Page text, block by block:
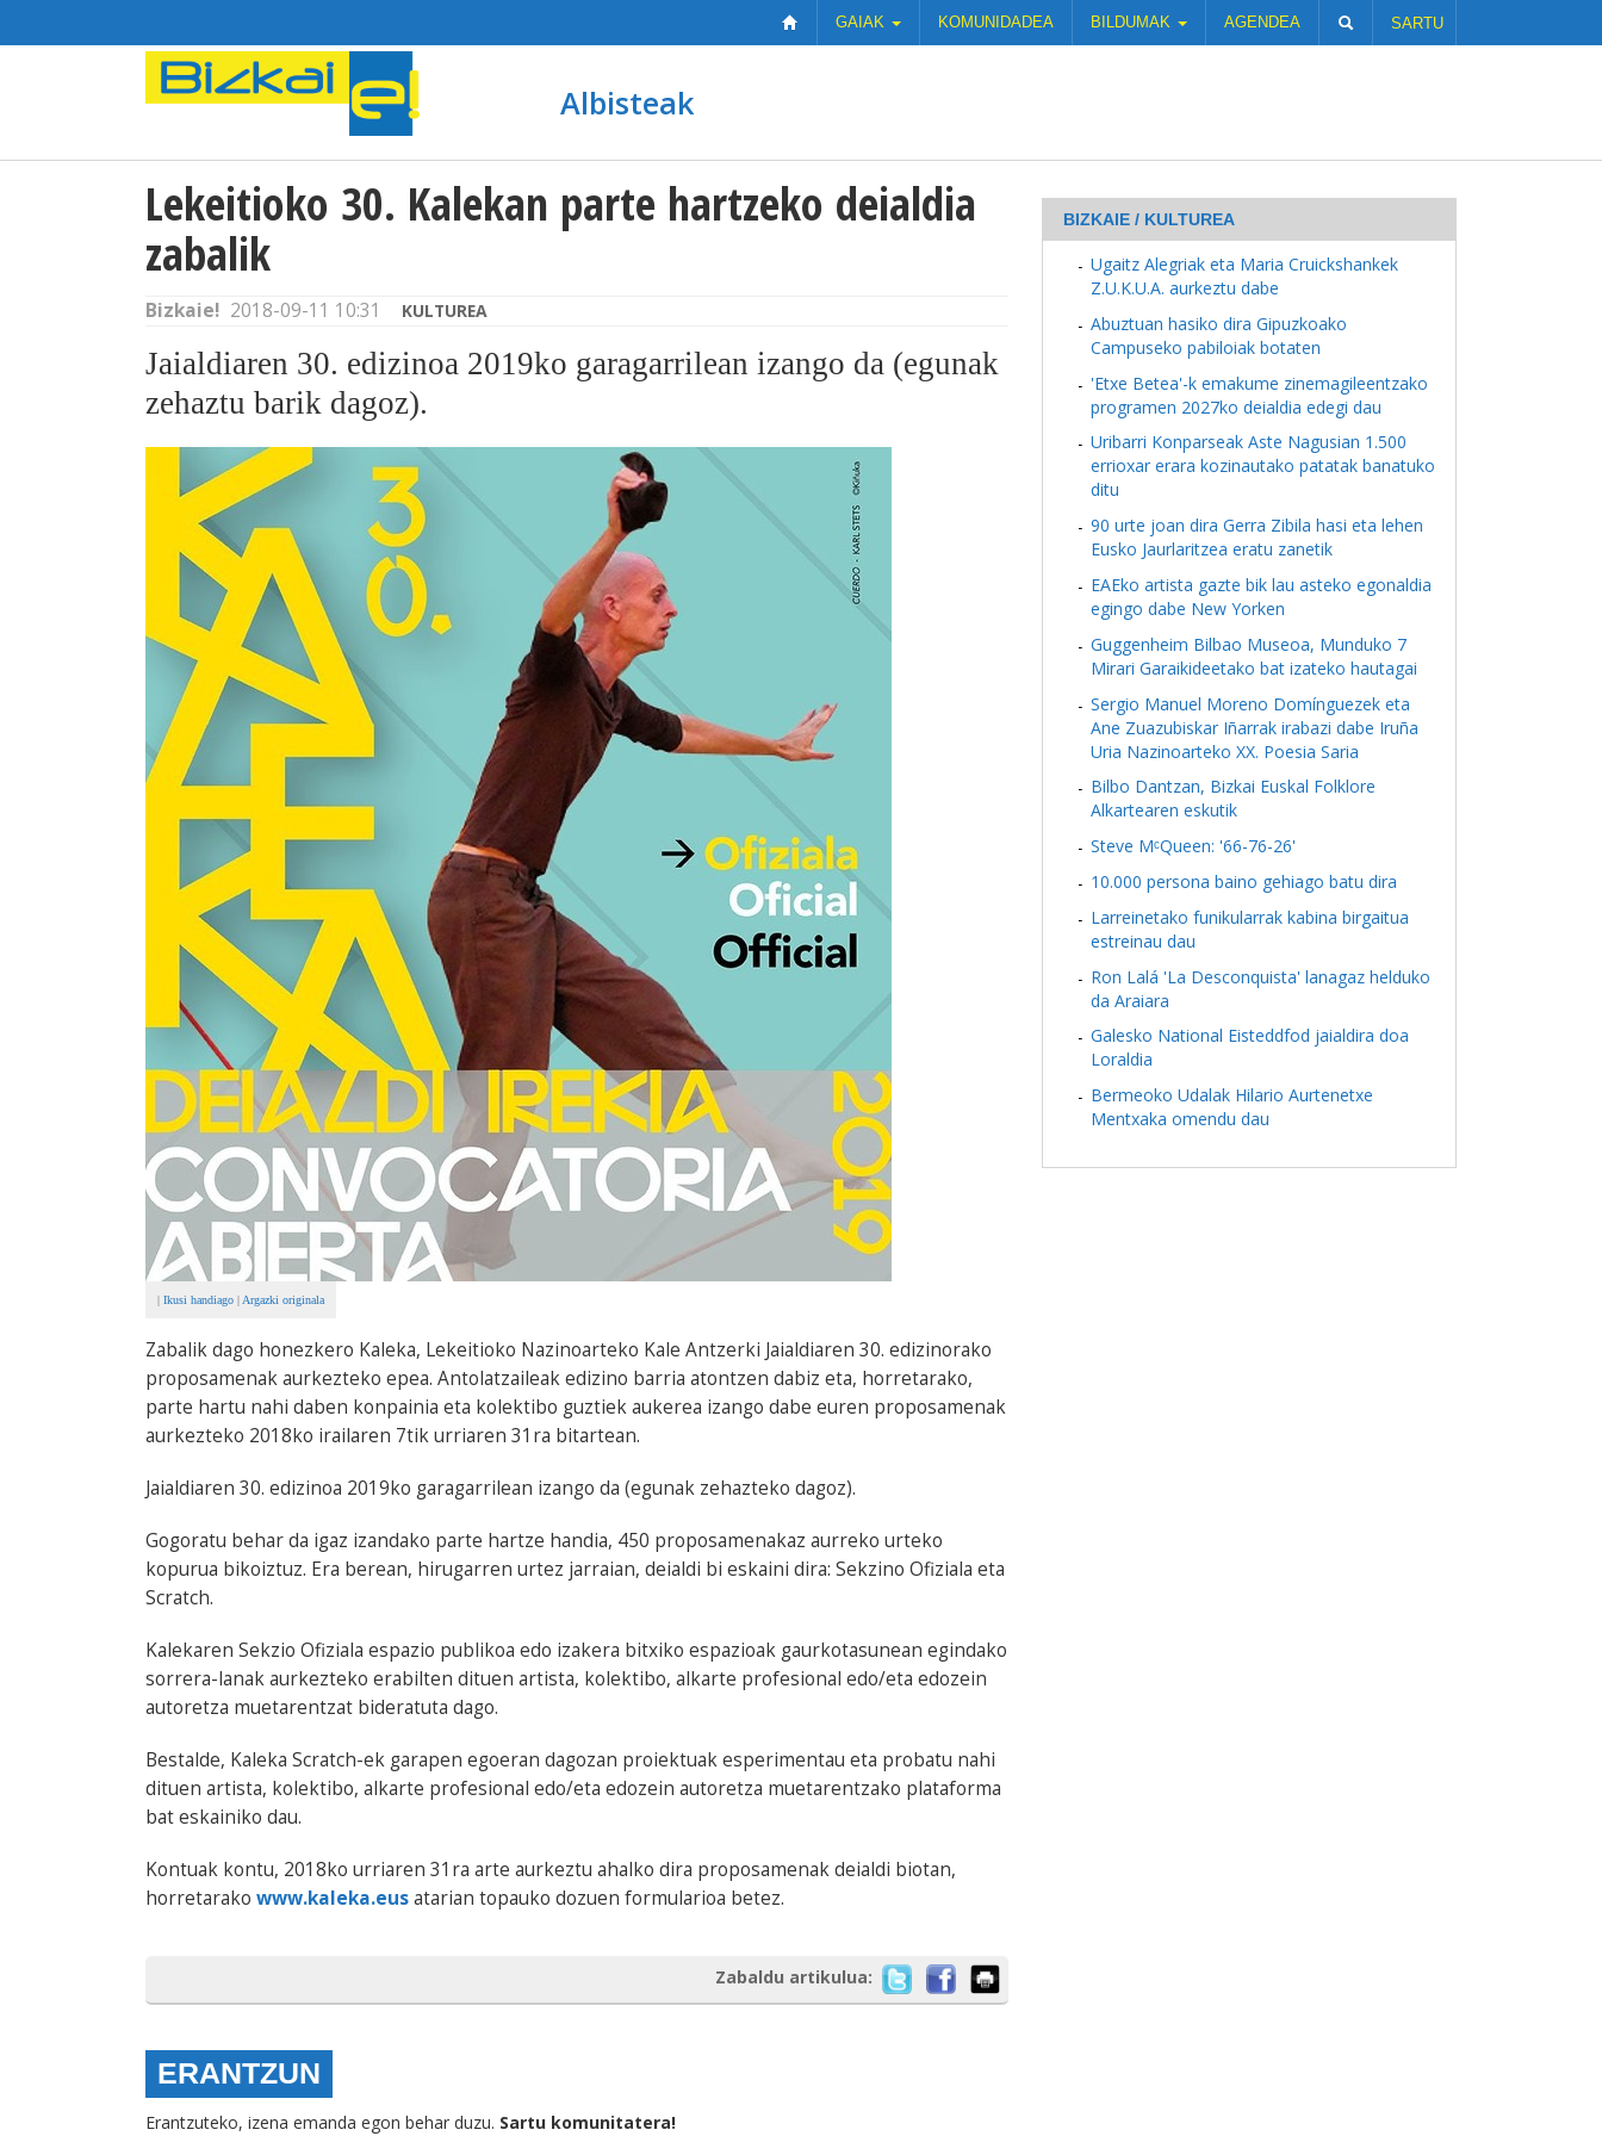
GAIAK KOMUNIDADEA BILDUMAK AGENDEA SARTU
Albisteak
Lekeitioko 30. Kalekan parte hartzeko deialdia
zabalik
Bizkaie! 2018-09-11 10:31 KULTUREA
Jaialdiaren 30. edizinoa 2019ko garagarrilean izango da (egunak
zehaztu barik dagoz).
| Ikusi handiago | Argazki originala
Zabalik dago honezkero Kaleka, Lekeitioko Nazinoarteko Kale Antzerki Jaialdiaren 30. edizinorako
proposamenak aurkezteko epea. Antolatzaileak edizino barria atontzen dabiz eta, horretarako,
parte hartu nahi daben konpainia eta kolektibo guztiek aukerea izango dabe euren proposamenak
aurkezteko 2018ko irailaren 7tik urriaren 31ra bitartean.
Jaialdiaren 30. edizinoa 2019ko garagarrilean izango da (egunak zehazteko dagoz).
Gogoratu behar da igaz izandako parte hartze handia, 450 proposamenakaz aurreko urteko
kopurua bikoiztuz. Era berean, hirugarren urtez jarraian, deialdi bi eskaini dira: Sekzino Ofiziala eta
Scratch.
Kalekaren Sekzio Ofiziala espazio publikoa edo izakera bitxiko espazioak gaurkotasunean egindako
sorrera-lanak aurkezteko erabilten dituen artista, kolektibo, alkarte profesional edo/eta edozein
autoretza muetarentzat bideratuta dago.
Bestalde, Kaleka Scratch-ek garapen egoeran dagozan proiektuak esperimentau eta probatu nahi
dituen artista, kolektibo, alkarte profesional edo/eta edozein autoretza muetarentzako plataforma
bat eskainiko dau.
Kontuak kontu, 2018ko urriaren 31ra arte aurkeztu ahalko dira proposamenak deialdi biotan,
horretarako www.kaleka.eusatarian topauko dozuen formularioa betez.
Zabaldu artikulua:
ERANTZUN
Erantzuteko, izena emanda egon behar duzu. Sartu komunitatera!
BIZKAIE / KULTUREA
Ugaitz Alegriak eta Maria Cruickshankek
Z.U.K.U.A. aurkeztu dabe
Abuztuan hasiko dira Gipuzkoako
Campuseko pabiloiak botaten
'Etxe Betea'-k emakume zinemagileentzako
programen 2027ko deialdia edegi dau
Uribarri Konparseak Aste Nagusian 1.500
errioxar erara kozinautako patatak banatuko
ditu
90 urte joan dira Gerra Zibila hasi eta lehen
Eusko Jaurlaritzea eratu zanetik
EAEko artista gazte bik lau asteko egonaldia
egingo dabe New Yorken
Guggenheim Bilbao Museoa, Munduko 7
Mirari Garaikideetako bat izateko hautagai
Sergio Manuel Moreno Domínguezek eta
Ane Zuazubiskar Iñarrak irabazi dabe Iruña
Uria Nazinoarteko XX. Poesia Saria
Bilbo Dantzan, Bizkai Euskal Folklore
Alkartearen eskutik
Steve MᶜQueen: '66-76-26'
10.000 persona baino gehiago batu dira
Larreinetako funikularrak kabina birgaitua
estreinau dau
Ron Lalá 'La Desconquista' lanagaz helduko
da Araiara
Galesko National Eisteddfod jaialdira doa
Loraldia
Bermeoko Udalak Hilario Aurtenetxe
Mentxaka omendu dau